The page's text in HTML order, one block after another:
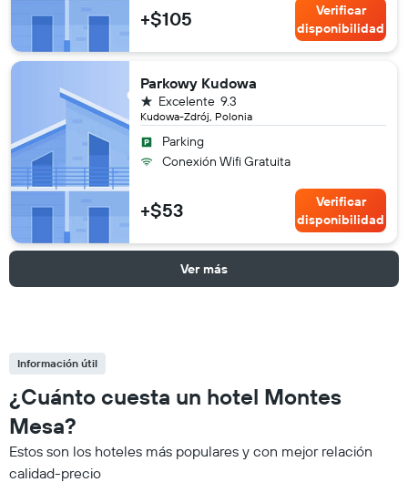
+$105
Verificar
disponibilidad
Parkowy Kudowa
Kudowa-Zdrój, Polonia
9.3
Excelente
1 estrella
Parking
Conexión Wifi Gratuita
+$53
Verificar
disponibilidad
Ver más
Información útil
¿Cuánto cuesta un hotel Montes
Mesa?
Estos son los hoteles más populares y con mejor relación
calidad-precio